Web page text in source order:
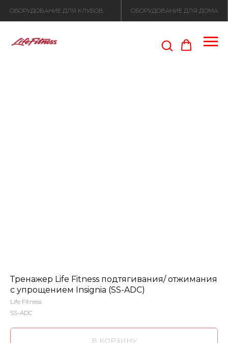
Тренажер Life Fitness подтягивания/ отжимания
с упрощением Insignia (SS-ADC)
Life Fitness
SS-ADC
В КОРЗИНУ